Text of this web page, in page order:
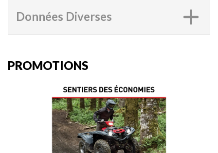
Données Diverses
PROMOTIONS